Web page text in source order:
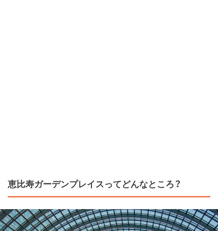
恵比寿ガーデンプレイスってどんなところ？